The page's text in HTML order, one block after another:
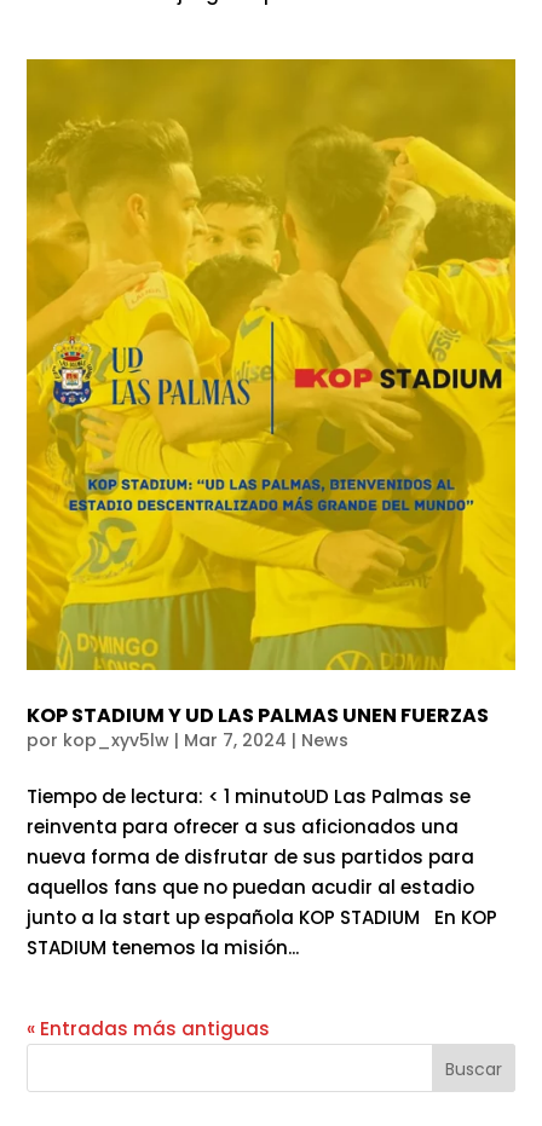
KOP STADIUM Y UD LAS PALMAS UNEN FUERZAS
por kop_xyv5lw | Mar 7, 2024 | News
Tiempo de lectura: < 1 minutoUD Las Palmas se
reinventa para ofrecer a sus aficionados una
nueva forma de disfrutar de sus partidos para
aquellos fans que no puedan acudir al estadio
junto a la start up española KOP STADIUM En KOP
STADIUM tenemos la misión...
« Entradas más antiguas
Buscar